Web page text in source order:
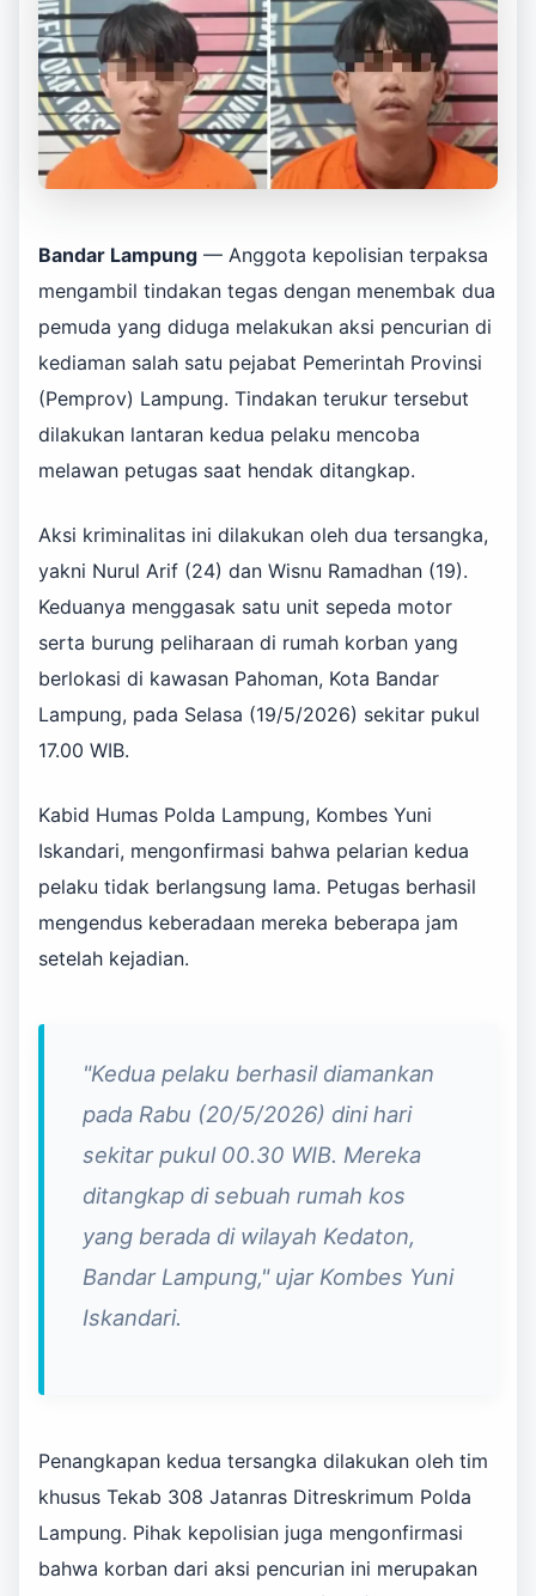
Bandar Lampung — Anggota kepolisian terpaksa
mengambil tindakan tegas dengan menembak dua
pemuda yang diduga melakukan aksi pencurian di
kediaman salah satu pejabat Pemerintah Provinsi
(Pemprov) Lampung. Tindakan terukur tersebut
dilakukan lantaran kedua pelaku mencoba
melawan petugas saat hendak ditangkap.
Aksi kriminalitas ini dilakukan oleh dua tersangka,
yakni Nurul Arif (24) dan Wisnu Ramadhan (19).
Keduanya menggasak satu unit sepeda motor
serta burung peliharaan di rumah korban yang
berlokasi di kawasan Pahoman, Kota Bandar
Lampung, pada Selasa (19/5/2026) sekitar pukul
17.00 WIB.
Kabid Humas Polda Lampung, Kombes Yuni
Iskandari, mengonfirmasi bahwa pelarian kedua
pelaku tidak berlangsung lama. Petugas berhasil
mengendus keberadaan mereka beberapa jam
setelah kejadian.
"Kedua pelaku berhasil diamankan
pada Rabu (20/5/2026) dini hari
sekitar pukul 00.30 WIB. Mereka
ditangkap di sebuah rumah kos
yang berada di wilayah Kedaton,
Bandar Lampung," ujar Kombes Yuni
Iskandari.
Penangkapan kedua tersangka dilakukan oleh tim
khusus Tekab 308 Jatanras Ditreskrimum Polda
Lampung. Pihak kepolisian juga mengonfirmasi
bahwa korban dari aksi pencurian ini merupakan